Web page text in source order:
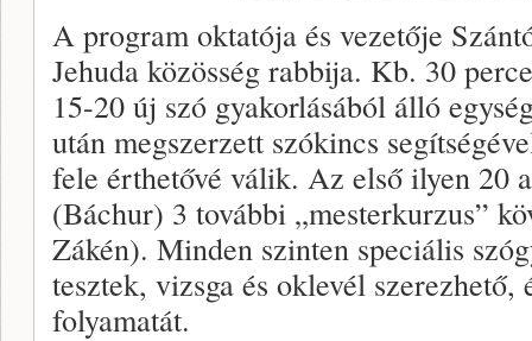
A program oktatója és vezetője
Jehuda közösség rabbija. Kb. 30
15-20 új szó gyakorlásából álló
után megszerzett szókincs
fele érthetővé válik. Az első ilyen 20
(Báchur) 3 további „mesterkurzus”
Zákén). Minden szinten speciális
tesztek, vizsga és oklevél szerezhető,
folyamatát.